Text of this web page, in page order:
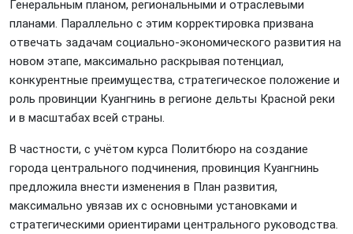
Генеральным планом, региональными и отраслевыми
планами. Параллельно с этим корректировка призвана
отвечать задачам социально-экономического развития на
новом этапе, максимально раскрывая потенциал,
конкурентные преимущества, стратегическое положение и
роль провинции Куангнинь в регионе дельты Красной реки
и в масштабах всей страны.
В частности, с учётом курса Политбюро на создание
города центрального подчинения, провинция Куангнинь
предложила внести изменения в План развития,
максимально увязав их с основными установками и
стратегическими ориентирами центрального руководства.